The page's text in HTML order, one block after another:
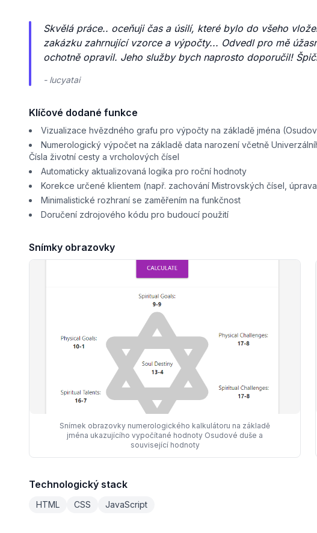
Skvělá práce.. oceňuji čas a úsilí, které bylo do všeho
zakázku zahrnující vzorce a výpočty... Odvedl pro mě
ochotně opravil. Jeho služby bych naprosto doporučil!
- lucyatai
Klíčové dodané funkce
Vizualizace hvězdného grafu pro výpočty na základě jména
Numerologický výpočet na základě data narození včetně
Čísla životní cesty a vrcholových čísel
Automaticky aktualizovaná logika pro roční hodnoty
Korekce určené klientem (např. zachování Mistrovských čísel,
Minimalistické rozhraní se zaměřením na funkčnost
Doručení zdrojového kódu pro budoucí použití
Snímky obrazovky
Snímek obrazovky numerologického kalkulátoru na základě
jména ukazujícího vypočítané hodnoty Osudové duše a
související hodnoty
Technologický stack
HTML CSS JavaScript